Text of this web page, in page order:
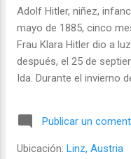
Adolf Hitler, niñez,
mayo de 1885, cinco
Frau Klara Hitler dio a
después, el 25 de
Ida. Durante el invierno
Publicar un
Ubicación: Linz, Austria